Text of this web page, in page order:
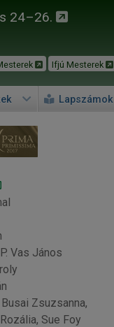
24–26.
Ifjú Mesterek
Lapszámok
Vas János
Zsuzsanna,
Sue Foy